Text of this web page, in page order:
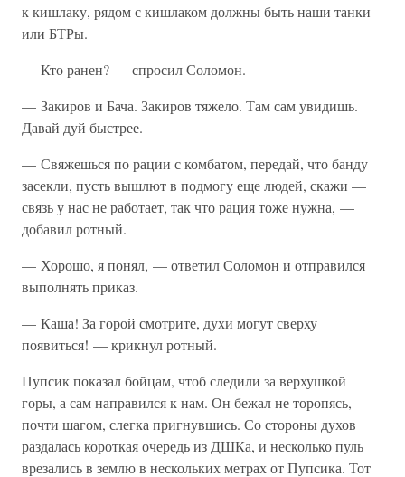
к кишлаку, рядом с кишлаком должны быть наши танки
или БТРы.
— Кто ранен? — спросил Соломон.
— Закиров и Бача. Закиров тяжело. Там сам увидишь.
Давай дуй быстрее.
— Свяжешься по рации с комбатом, передай, что банду
засекли, пусть вышлют в подмогу еще людей, скажи —
связь у нас не работает, так что рация тоже нужна, —
добавил ротный.
— Хорошо, я понял, — ответил Соломон и отправился
выполнять приказ.
— Каша! За горой смотрите, духи могут сверху
появиться! — крикнул ротный.
Пупсик показал бойцам, чтоб следили за верхушкой
горы, а сам направился к нам. Он бежал не торопясь,
почти шагом, слегка пригнувшись. Со стороны духов
раздалась короткая очередь из ДШКа, и несколько пуль
врезались в землю в нескольких метрах от Пупсика. Тот